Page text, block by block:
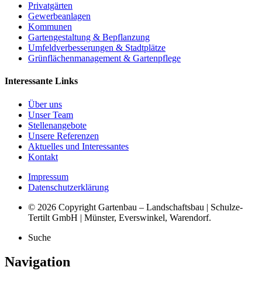
Privatgärten
Gewerbeanlagen
Kommunen
Gartengestaltung & Bepflanzung
Umfeldverbesserungen & Stadtplätze
Grünflächenmanagement & Gartenpflege
Interessante Links
Über uns
Unser Team
Stellenangebote
Unsere Referenzen
Aktuelles und Interessantes
Kontakt
Impressum
Datenschutzerklärung
© 2026 Copyright Gartenbau – Landschaftsbau | Schulze-
Tertilt GmbH | Münster, Everswinkel, Warendorf.
Suche
Navigation